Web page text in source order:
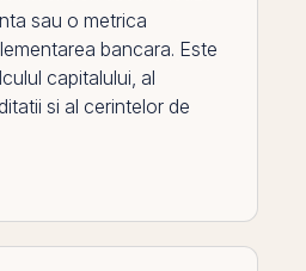
sau o metrica
bancara. Este
capitalului, al
si al cerintelor de